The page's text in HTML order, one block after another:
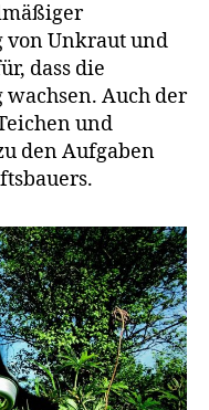
von Unkraut und
dass die
Auch der
und
den Aufgaben